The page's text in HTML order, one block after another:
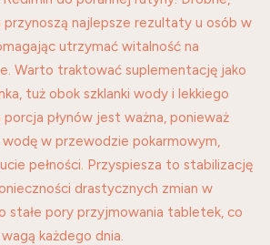
przynoszą najlepsze rezultaty u osób w
utrzymać witalność na
Warto traktować suplementację jako
tuż obok szklanki wody i lekkiego
porcja płynów jest ważna, ponieważ
wodę w przewodzie pokarmowym,
pełności. Przyspiesza to stabilizację
drastycznych zmian w
stałe pory przyjmowania tabletek, co
każdego dnia.